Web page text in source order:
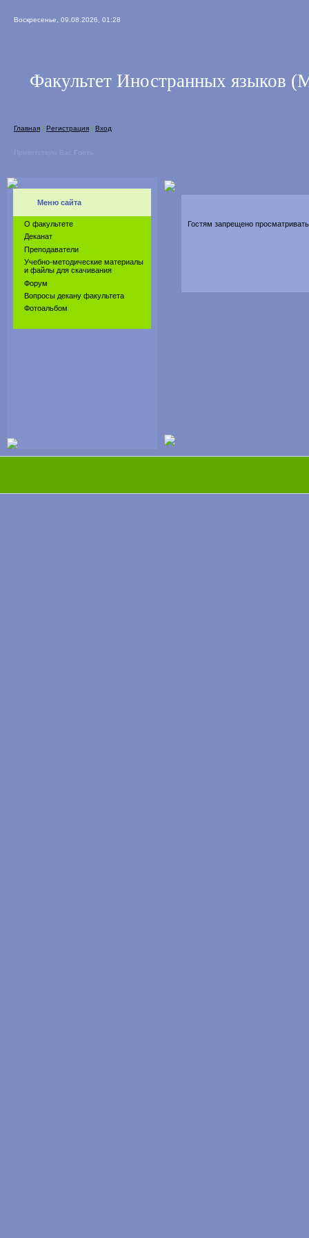
Воскресенье, 09.08.2026, 01:28
Факультет Иностранных языков
Главная | Регистрация | Вход
Меню сайта
О факультете
Деканат
Преподаватели
Учебно-методические материалы
и файлы для скачивания
Форум
Вопросы декану факультета
Фотоальбом
Гостям запрещено